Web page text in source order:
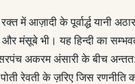
हुई स्त्री-शक्ति का भी
अपने काल के
साथ कई अन्य स्त्री-चरित्रों
में रँगी यशोदा हो या उनकी
में आज़ादी के पूर्वार्द्ध
मंसूबे भी। यह हिन्दी का
अकरम अंसारी के बीच
पोती रेवती के ज़रिए जिस